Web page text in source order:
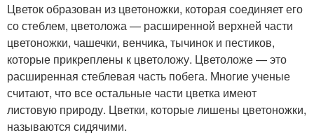
Цветок образован из цветоножки, которая соединяет его
со стеб­лем, цветоложа — расширенной верхней части
цветоножки, чашечки, венчика, тычинок и пестиков,
которые прикреплены к цветоложу. Цветоложе — это
расширенная стеблевая часть побега. Многие уче­ные
считают, что все остальные части цветка имеют
листовую приро­ду. Цветки, которые лишены цветоножки,
называются сидячими.